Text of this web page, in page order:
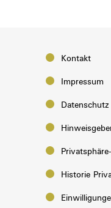
Kontakt
Impressum
Datenschutz
Historie